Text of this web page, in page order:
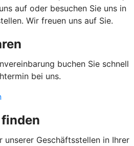
auf oder besuchen Sie uns in
Wir freuen uns auf Sie.
buchen Sie schnell
bei uns.
unserer Geschäftsstellen in Ihrer